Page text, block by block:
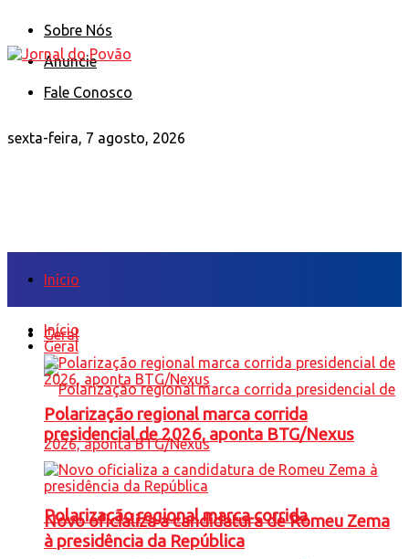
Sobre Nós
Anuncie
Fale Conosco
sexta-feira, 7 agosto, 2026
Início
Geral
Polarização regional marca corrida
Início
Geral
Polarização regional marca corrida
presidencial de 2026, aponta BTG/Nexus
Novo oficializa a candidatura de Romeu Zema
à presidência da República